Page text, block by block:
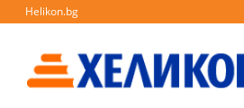
Helikon.bg